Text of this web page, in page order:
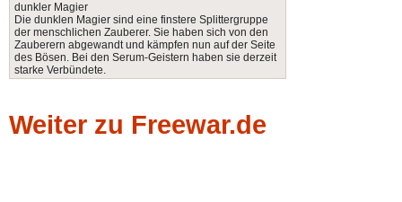
dunkler Magier
Die dunklen Magier sind eine finstere Splittergruppe
der menschlichen Zauberer. Sie haben sich von den
Zauberern abgewandt und kämpfen nun auf der Seite
des Bösen. Bei den Serum-Geistern haben sie derzeit
starke Verbündete.
Weiter zu Freewar.de